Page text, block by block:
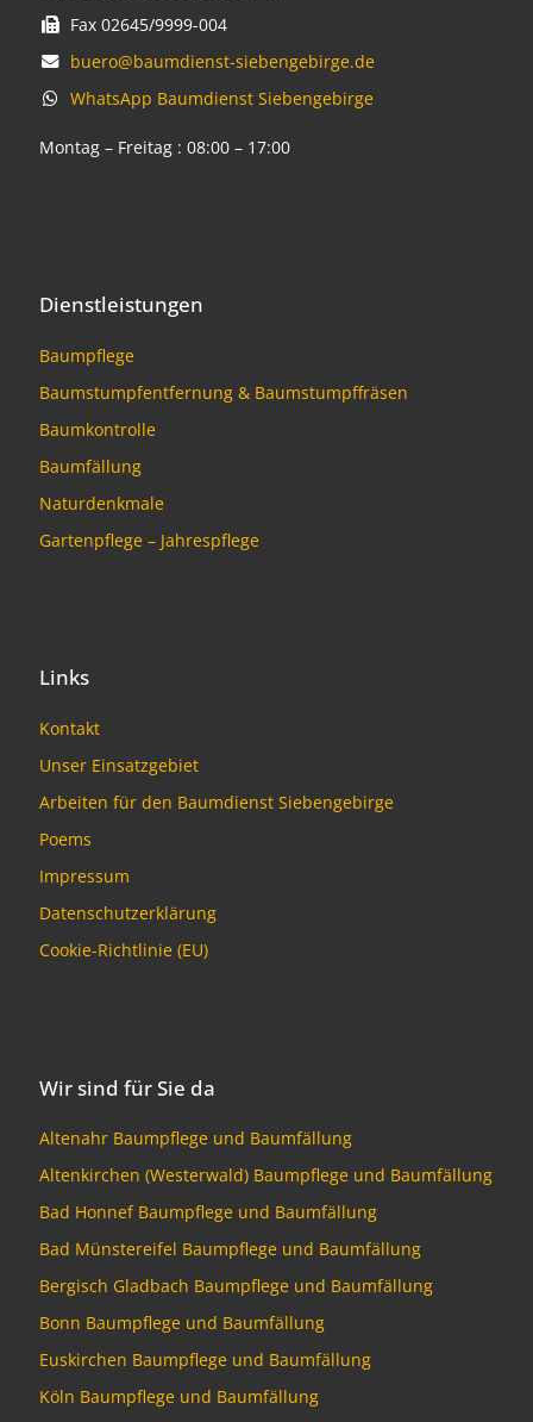
Fax 02645/9999-004
buero@baumdienst-siebengebirge.de
WhatsApp Baumdienst Siebengebirge
Montag – Freitag : 08:00 – 17:00
Dienstleistungen
Baumpflege
Baumstumpfentfernung & Baumstumpffräsen
Baumkontrolle
Baumfällung
Naturdenkmale
Gartenpflege – Jahrespflege
Links
Kontakt
Unser Einsatzgebiet
Arbeiten für den Baumdienst Siebengebirge
Poems
Impressum
Datenschutzerklärung
Cookie-Richtlinie (EU)
Wir sind für Sie da
Altenahr Baumpflege und Baumfällung
Altenkirchen (Westerwald) Baumpflege und Baumfällung
Bad Honnef Baumpflege und Baumfällung
Bad Münstereifel Baumpflege und Baumfällung
Bergisch Gladbach Baumpflege und Baumfällung
Bonn Baumpflege und Baumfällung
Euskirchen Baumpflege und Baumfällung
Köln Baumpflege und Baumfällung